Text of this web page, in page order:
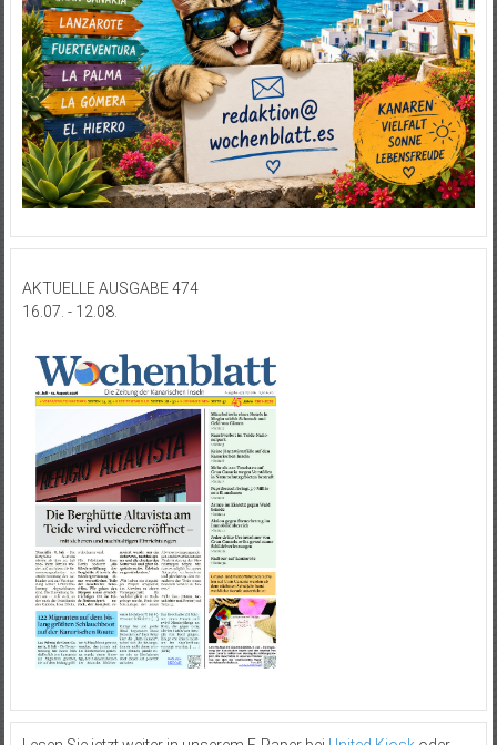
AKTUELLE AUSGABE 474
16.07. - 12.08.